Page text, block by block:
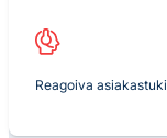
Reagoiva asiakastuki